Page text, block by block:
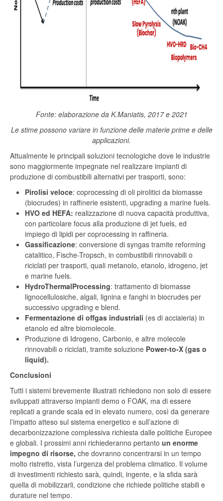
Fonte: elaborazione da K.Maniatis, 2017 e 2021
Le stime possono variare in funzione delle materie prime e delle
applicazioni.
Attualmente le principali soluzioni tecnologiche dove le industrie
sono maggiormente impegnate nel realizzare impianti di
produzione di combustibili alternativi per trasporti, sono:
Pirolisi veloce: coprocessing di oli pirolitici da biomasse
(biocrudes) in raffinerie esistenti, upgrading a marine fuels.
HVO ed HEFA: realizzazione di nuova capacità produttiva,
con particolare focus alla produzione di jet fuels, ed
impiego di lipidi per coprocessing in raffineria.
Gassificazione: conversione di syngas tramite reforming
catalitico, Fische-Tropsch, in combustibili rinnovabili o
riciclati per trasporti, quali metanolo, etanolo, idrogeno, jet
e marine fuels.
HydroThermalProcessing: trattamento di biomasse
lignocellulosiche, algali, lignina e fanghi in biocrudes per
successivo upgrading e blend.
Fermentazione di offgas industriali (es di acciaieria) in
etanolo ed altre biomolecole.
Produzione di Idrogeno, Carbonio, e altre molecole
rinnovabili o riciclati, tramite soluzione Power-to-X (gas o
liquid).
Conclusioni
Tutti i sistemi brevemente illustrati richiedono non solo di essere
sviluppati attraverso impianti demo o FOAK, ma di essere
replicati a grande scala ed in elevato numero, così da generare
l’impatto atteso sul sistema energetico e sull’azione di
decarbonizzazione complessiva richiesta dalle politiche Europee
e globali. I prossimi anni richiederanno pertanto un enorme
impegno di risorse, che dovranno concentrarsi in un tempo
molto ristretto, vista l’urgenza del problema climatico. Il volume
di investimenti richiesto sarà, quindi, ingente, e la sfida sarà
quella di mobilizzarli, condizione che richiede politiche stabili e
durature nel tempo.